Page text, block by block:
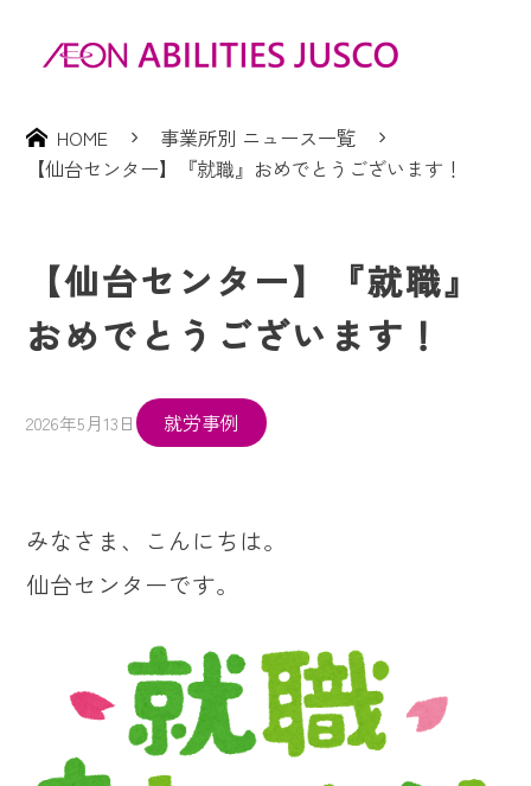
HOME
事業所別 ニュース一覧
【仙台センター】『就職』おめでとうございます！
【仙台センター】『就職』
おめでとうございます！
2026年5月13日 就労事例
みなさま、こんにちは。
仙台センターです。